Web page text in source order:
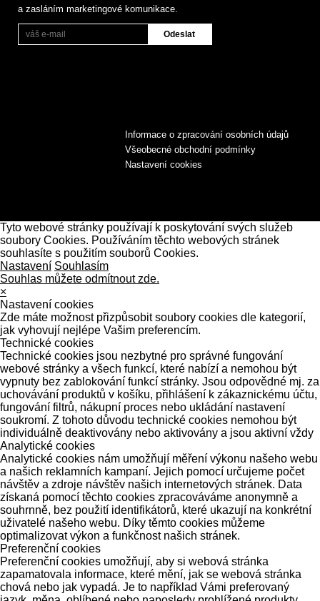
a zasláním marketingové komunikace.
Informace o zpracování osobních údajů
Všeobecné obchodní podmínky
Nastavení cookies
Tyto webové stránky používají k poskytování svých služeb
soubory Cookies. Používáním těchto webových stránek
souhlasíte s použitím souborů Cookies.
Nastavení Souhlasím
Souhlas můžete odmítnout zde.
×
Nastavení cookies
Zde máte možnost přizpůsobit soubory cookies dle kategorií,
jak vyhovují nejlépe Vašim preferencím.
Technické cookies
Technické cookies jsou nezbytné pro správné fungování
webové stránky a všech funkcí, které nabízí a nemohou být
vypnuty bez zablokování funkcí stránky. Jsou odpovědné mj. za
uchovávání produktů v košíku, přihlášení k zákaznickému účtu,
fungování filtrů, nákupní proces nebo ukládání nastavení
soukromí. Z tohoto důvodu technické cookies nemohou být
individuálně deaktivovány nebo aktivovány a jsou aktivní vždy
Analytické cookies
Analytické cookies nám umožňují měření výkonu našeho webu
a našich reklamních kampaní. Jejich pomocí určujeme počet
návštěv a zdroje návštěv našich internetových stránek. Data
získaná pomocí těchto cookies zpracováváme anonymně a
souhrnně, bez použití identifikátorů, které ukazují na konkrétní
uživatelé našeho webu. Díky těmto cookies můžeme
optimalizovat výkon a funkčnost našich stránek.
Preferenční cookies
Preferenční cookies umožňují, aby si webová stránka
zapamatovala informace, které mění, jak se webová stránka
chová nebo jak vypadá. Je to například Vámi preferovaný